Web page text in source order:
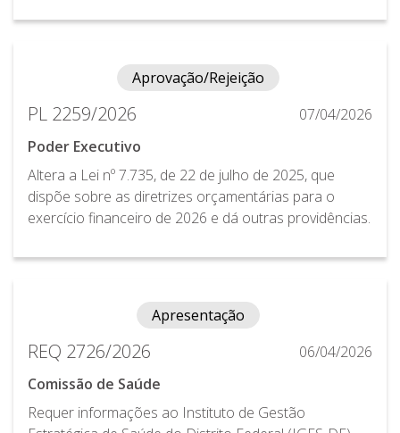
Aprovação/Rejeição
PL 2259/2026
07/04/2026
Poder Executivo
Altera a Lei nº 7.735, de 22 de julho de 2025, que
dispõe sobre as diretrizes orçamentárias para o
exercício financeiro de 2026 e dá outras providências.
Apresentação
REQ 2726/2026
06/04/2026
Comissão de Saúde
Requer informações ao Instituto de Gestão